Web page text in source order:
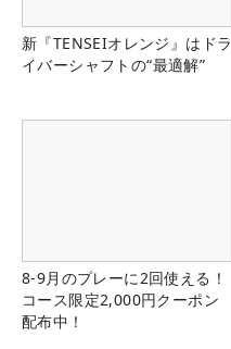
新『TENSEIオレンジ』はドラ
イバーシャフトの“最適解”
8-9月のプレーに2回使える！
コース限定2,000円クーポン
配布中！